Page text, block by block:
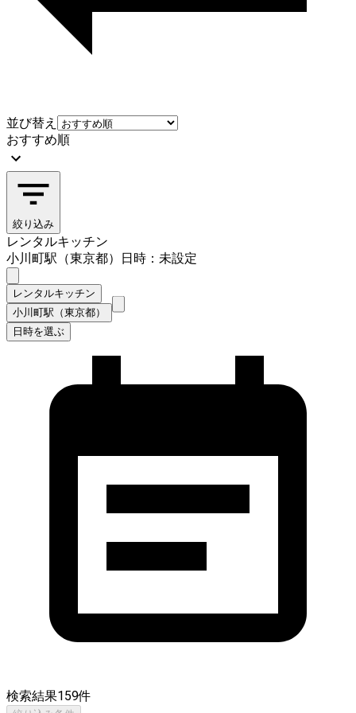
並び替え
おすすめ順
絞り込み
レンタルキッチン
小川町駅（東京都）
日時：未設定
レンタルキッチン
小川町駅（東京都）
日時を選ぶ
検索結果159件